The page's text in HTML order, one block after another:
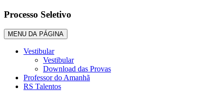
Processo Seletivo
MENU DA PÁGINA
Vestibular
Vestibular
Download das Provas
Professor do Amanhã
RS Talentos